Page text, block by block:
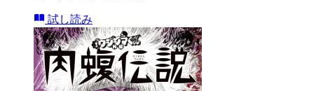
試し読み